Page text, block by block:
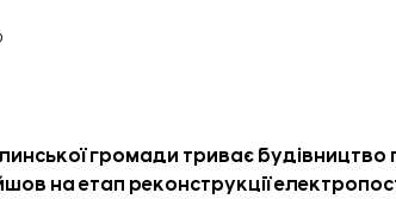
громади триває будівництво
на етап реконструкції